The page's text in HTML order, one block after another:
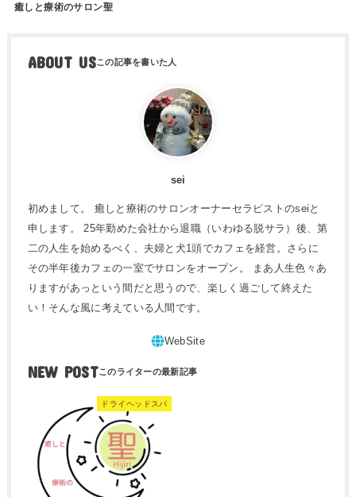
癒しと療術のサロン聖
ABOUT US
sei
初めまして。 癒しと療術のサロンオーナーセラピストのseiと
申します。 25年勤めた会社から退職（いわゆる脱サラ）後、第
二の人生を始めるべく、夫婦と犬1頭でカフェを経営。さらに
その半年後カフェの一室でサロンをオープン。 まあ人生色々あ
りますがあっという間だと思うので、楽しく過ごして終えた
い！そんな風に考えている人間です。
NEW POST
ドライヘッドスパ